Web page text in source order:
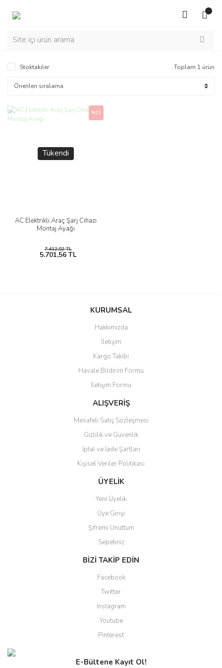
Stoktakiler Toplam 1 ürün
Tükendi
AC Elektrikli Araç Şarj Cihazı
Montaj Ayağı
%23
7.412,02 TL
5.701,56 TL
KURUMSAL
Hakkımızda
İletişim
Kargo Takibi
Havale Bildirim Formu
İletişim Formu
ALIŞVERİŞ
Mesafeli Satış Sözleşmesi
Gizlilik ve Güvenlik
İptal ve İade Şartları
Kişisel Veriler Politikası
ÜYELİK
Yeni Üyelik
Üye Girişi
Şifremi Unuttum
Sepetiniz
BİZİ TAKİP EDİN
Facebook
Twitter
Instagram
Youtube
Pinterest
E-Bültene Kayıt Ol!